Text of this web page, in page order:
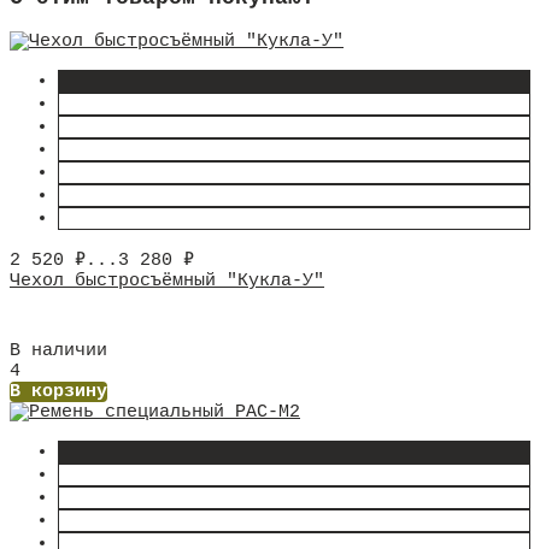
2 520 ₽... 3 280 ₽
Чехол быстросъёмный "Кукла-У"
В наличии
4
В корзину